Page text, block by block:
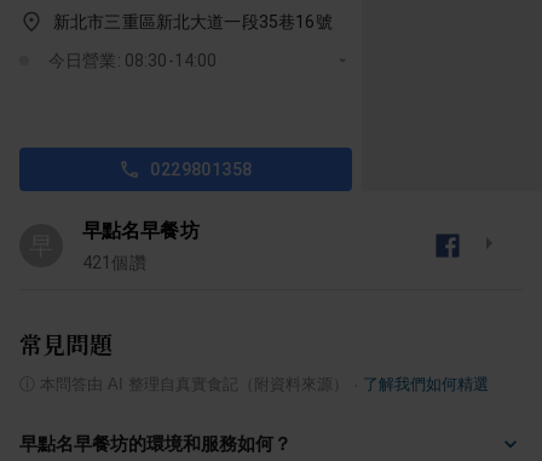
新北市三重區新北大道一段35巷16號
今日營業: 08:30-14:00
0229801358
早點名早餐坊
421 個讚
常見問題
本問答由 AI 整理自真實食記（附資料來源） 了解我們如何精選
早點名早餐坊的環境和服務如何？